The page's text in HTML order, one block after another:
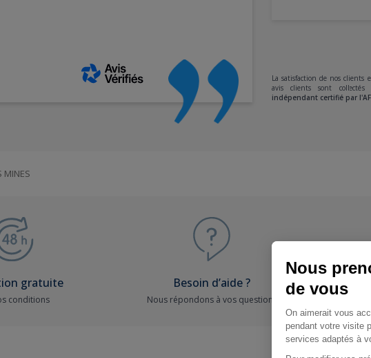
MINES
La satisfaction de nos clients
avis clients sont collectés
indépendant certifié par
gratuite
conditions
Besoin d’aide ?
Nous répondons à vos questions
Nous
de vous
On aimerait vous
pendant votre visite
services adaptés à